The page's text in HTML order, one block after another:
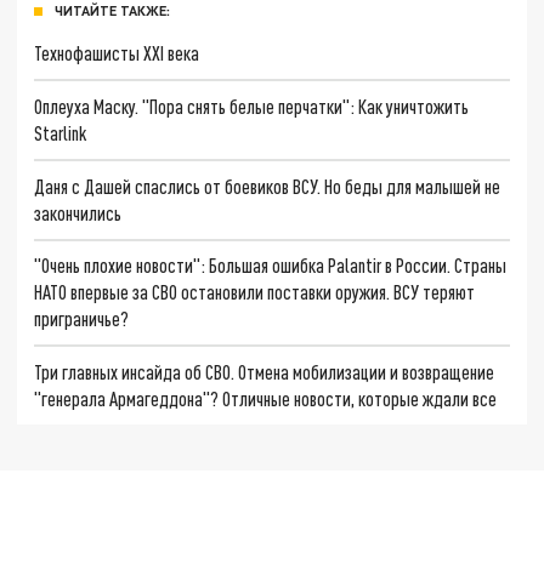
ЧИТАЙТЕ ТАКЖЕ:
Технофашисты XXI века
Оплеуха Маску. "Пора снять белые перчатки": Как уничтожить
Starlink
Даня с Дашей спаслись от боевиков ВСУ. Но беды для малышей не
закончились
"Очень плохие новости": Большая ошибка Palantir в России. Страны
НАТО впервые за СВО остановили поставки оружия. ВСУ теряют
приграничье?
Три главных инсайда об СВО. Отмена мобилизации и возвращение
"генерала Армагеддона"? Отличные новости, которые ждали все